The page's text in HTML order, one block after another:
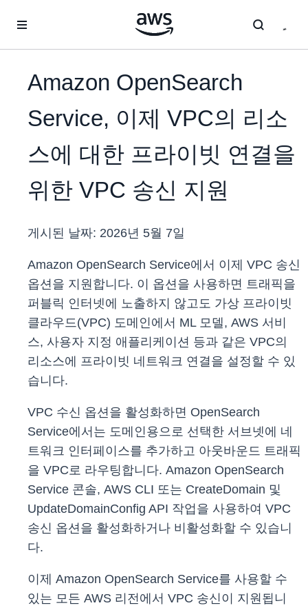
Amazon OpenSearch
Service, 이제 VPC의 리소
스에 대한 프라이빗 연결을
위한 VPC 송신 지원
게시된 날짜: 2026년 5월 7일
Amazon OpenSearch Service에서 이제 VPC 송신
옵션을 지원합니다. 이 옵션을 사용하면 트래픽을
퍼블릭 인터넷에 노출하지 않고도 가상 프라이빗
클라우드(VPC) 도메인에서 ML 모델, AWS 서비
스, 사용자 지정 애플리케이션 등과 같은 VPC의
리소스에 프라이빗 네트워크 연결을 설정할 수 있
습니다.
VPC 수신 옵션을 활성화하면 OpenSearch
Service에서는 도메인용으로 선택한 서브넷에 네
트워크 인터페이스를 추가하고 아웃바운드 트래픽
을 VPC로 라우팅합니다. Amazon OpenSearch
Service 콘솔, AWS CLI 또는 CreateDomain 및
UpdateDomainConfig API 작업을 사용하여 VPC
송신 옵션을 활성화하거나 비활성화할 수 있습니
다.
이제 Amazon OpenSearch Service를 사용할 수
있는 모든 AWS 리전에서 VPC 송신이 지원됩니